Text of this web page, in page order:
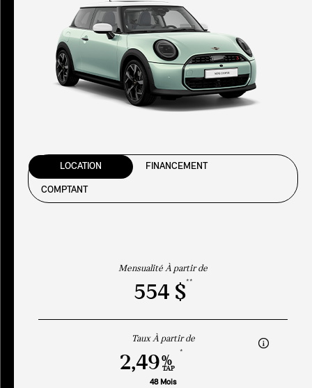
LOCATION FINANCEMENT
COMPTANT
Mensualité À partir de
554 $**
Taux À partir de
2,49%
TAP
*
48 Mois